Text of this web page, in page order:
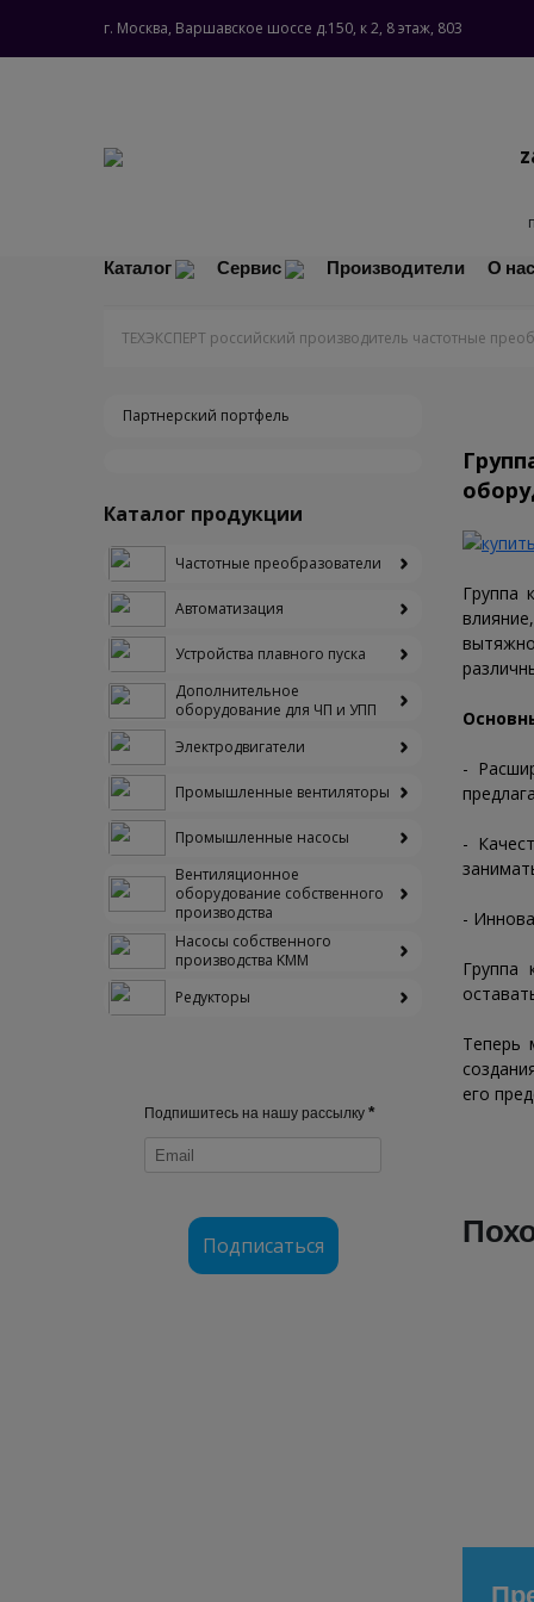
г. Москва, Варшавское шоссе д.150, к 2, 8 этаж, 803
Каталог Сервис Производители О нас
ТЕХЭКСПЕРТ российский производитель частотные
Партнерский портфель
Каталог продукции
Частотные преобразователи
Автоматизация
Устройства плавного пуска
Дополнительное
оборудование для ЧП и УПП
Электродвигатели
Промышленные вентиляторы
Промышленные насосы
Вентиляционное
оборудование собственного
производства
Насосы собственного
производства KMM
Редукторы
Подпишитесь на нашу рассылку *
Подписаться
Группа
-
-
-
Группа
Теперь
его